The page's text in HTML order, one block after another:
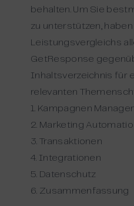
behalten. Um Sie
zu unterstützen,
Leistungsvergleichs
GetResponse
Inhaltsverzeichnis für
relevanten
1. Kampagnen
2. Marketing
3. Transaktionen
4. Integrationen
5. Datenschutz
6. Zusammenfassung